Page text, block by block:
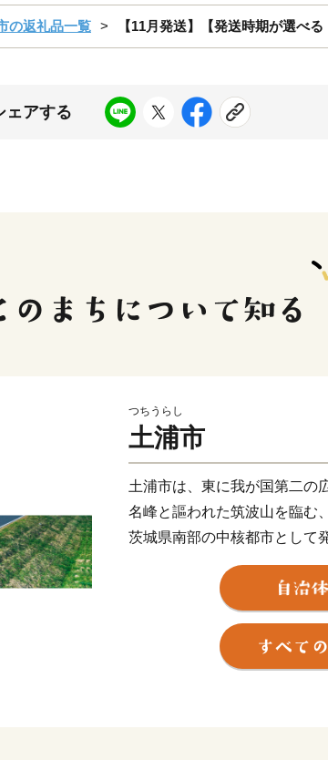
の返礼品一覧 【11月発送】【発送時期が選べ
ェアする
つちうらし
土浦市
土浦市は、東に我が国第二の
名峰と謳われた筑波山を臨む
茨城県南部の中核都市として
現在は、日本三大花火の一つ
を競う「土浦全国花火競技大
ました「かすみがうらマラソ
ご当地カレーを集めた「カレ